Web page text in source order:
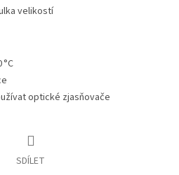
optické zjasňovače
SDÍLET